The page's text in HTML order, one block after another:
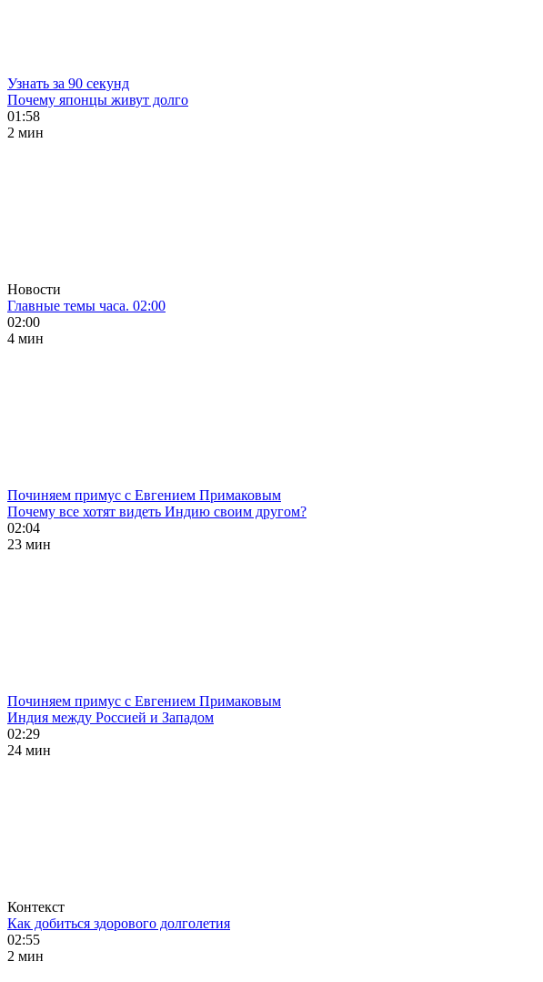
Узнать за 90 секунд
Почему японцы живут долго
01:58
2 мин
Новости
Главные темы часа. 02:00
02:00
4 мин
Починяем примус с Евгением Примаковым
Почему все хотят видеть Индию своим другом?
02:04
23 мин
Починяем примус с Евгением Примаковым
Индия между Россией и Западом
02:29
24 мин
Контекст
Как добиться здорового долголетия
02:55
2 мин